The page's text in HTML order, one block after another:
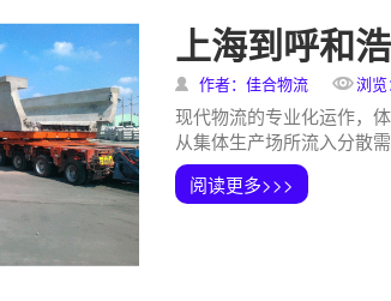
上海到呼和
作者：佳合物流 浏览
现代物流的专业化运作，
从集体生产场所流入分散
阅读更多>>>